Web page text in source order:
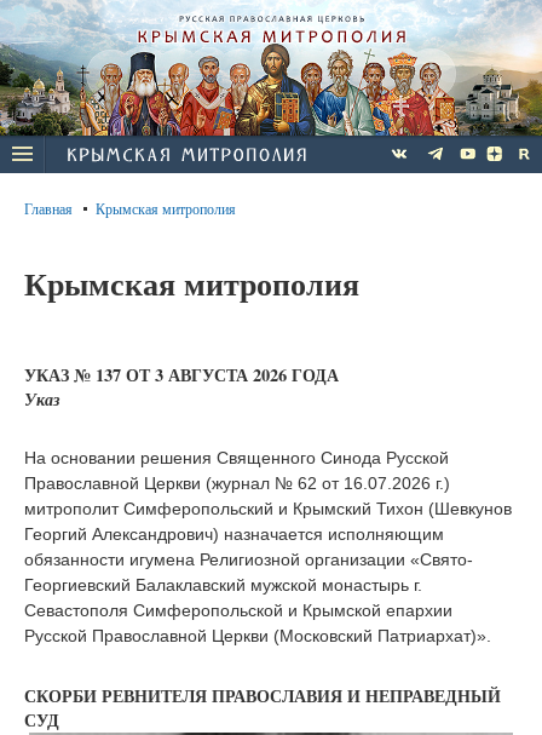
Главная Крымская митрополия
Крымская митрополия
УКАЗ № 137 ОТ 3 АВГУСТА 2026 ГОДА
Указ
На основании решения Священного Синода Русской
Православной Церкви (журнал № 62 от 16.07.2026 г.)
митрополит Симферопольский и Крымский Тихон (Шевкунов
Георгий Александрович) назначается исполняющим
обязанности игумена Религиозной организации «Свято-
Георгиевский Балаклавский мужской монастырь г.
Севастополя Симферопольской и Крымской епархии
Русской Православной Церкви (Московский Патриархат)».
СКОРБИ РЕВНИТЕЛЯ ПРАВОСЛАВИЯ И НЕПРАВЕДНЫЙ
СУД